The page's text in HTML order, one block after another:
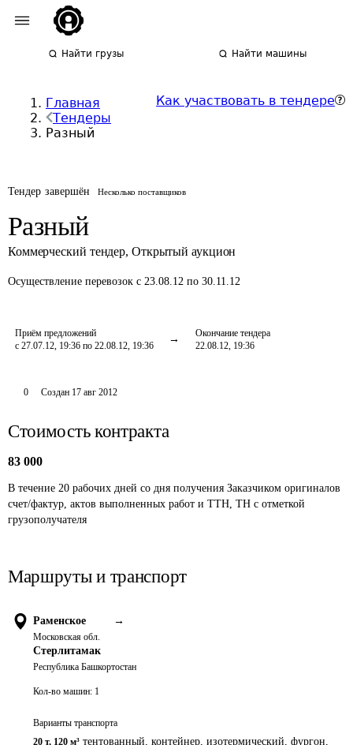
Найти грузы Найти машины
Главная
Тендеры
Разный
Как участвовать в тендере
Тендер завершён Несколько поставщиков
Разный
Коммерческий тендер, Открытый аукцион
Осуществление перевозок с 23.08.12 по 30.11.12
Приём предложений
с 27.07.12, 19:36 по 22.08.12, 19:36
Окончание тендера
22.08.12, 19:36
0 Создан 17 авг 2012
Стоимость контракта
83 000
В течение 20 рабочих дней со дня получения Заказчиком оригиналов
счет/фактур, актов выполненных работ и ТТН, ТН с отметкой
грузополучателя
Маршруты и транспорт
Раменское →
Московская обл.
Стерлитамак
Республика Башкортостан
Кол-во машин: 1
Варианты транспорта
20 т, 120 м³ тентованный, контейнер, изотермический, фургон,